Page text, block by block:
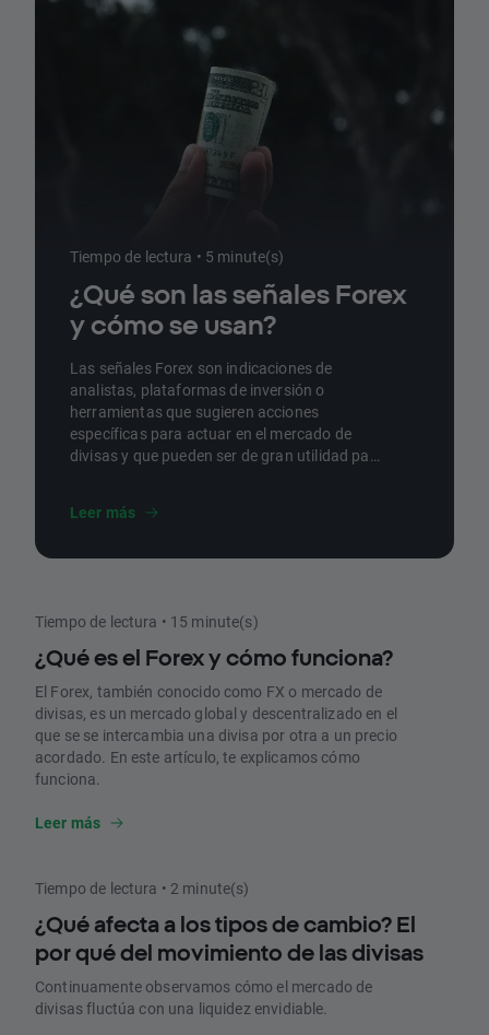
Tiempo de lectura • 5 minute(s)
¿Qué son las señales Forex
y cómo se usan?
Las señales Forex son indicaciones de
analistas, plataformas de inversión o
herramientas que sugieren acciones
específicas para actuar en el mercado de
divisas y que pueden ser de gran utilidad para
Leer más
Tiempo de lectura • 15 minute(s)
¿Qué es el Forex y cómo funciona?
El Forex, también conocido como FX o mercado de
divisas, es un mercado global y descentralizado en el
que se se intercambia una divisa por otra a un precio
acordado. En este artículo, te explicamos cómo
funciona.
Leer más
Tiempo de lectura • 2 minute(s)
¿Qué afecta a los tipos de cambio? El
por qué del movimiento de las divisas
Continuamente observamos cómo el mercado de
divisas fluctúa con una liquidez envidiable.